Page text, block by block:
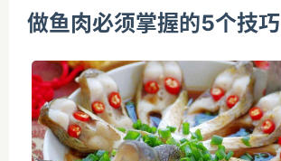
做鱼肉必须掌握的5个技巧